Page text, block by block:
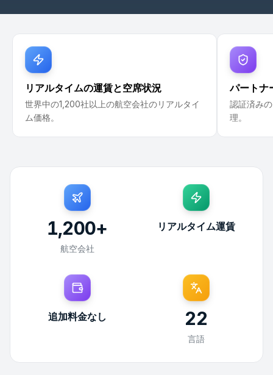
リアルタイムの運賃と空席状況
世界中の1,200社以上の航空会社のリアルタイ
ム価格。
パートナ
認証済み
理。
1,200+
航空会社
リアルタイム運賃
追加料金なし 22
言語